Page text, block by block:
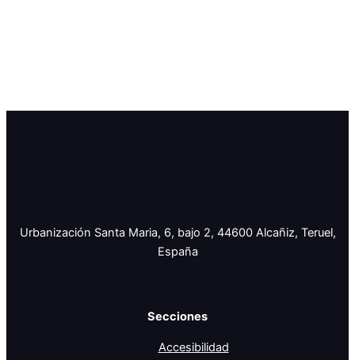
Urbanización Santa Maria, 6, bajo 2, 44600 Alcañiz, Teruel,
España
Secciones
Accesibilidad